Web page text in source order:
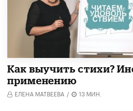
Как выучить стихи?
применению
ЕЛЕНА МАТВЕЕВА / 13 МИН.